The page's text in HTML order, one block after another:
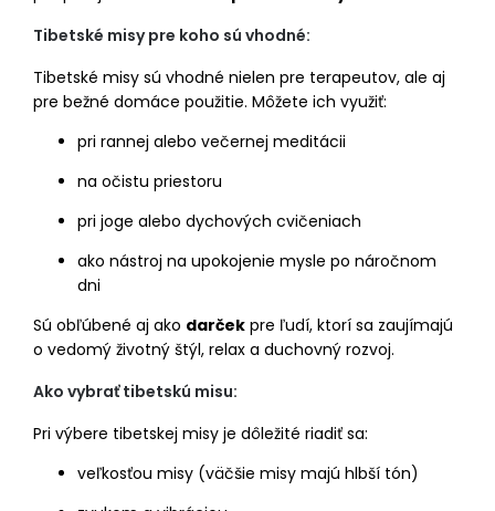
Tibetské misy pre koho sú vhodné:
Tibetské misy sú vhodné nielen pre terapeutov, ale aj
pre bežné domáce použitie. Môžete ich využiť:
pri rannej alebo večernej meditácii
na očistu priestoru
pri joge alebo dychových cvičeniach
ako nástroj na upokojenie mysle po náročnom
dni
Sú obľúbené aj ako darček pre ľudí, ktorí sa zaujímajú
o vedomý životný štýl, relax a duchovný rozvoj.
Ako vybrať tibetskú misu:
Pri výbere tibetskej misy je dôležité riadiť sa:
veľkosťou misy (väčšie misy majú hlbší tón)